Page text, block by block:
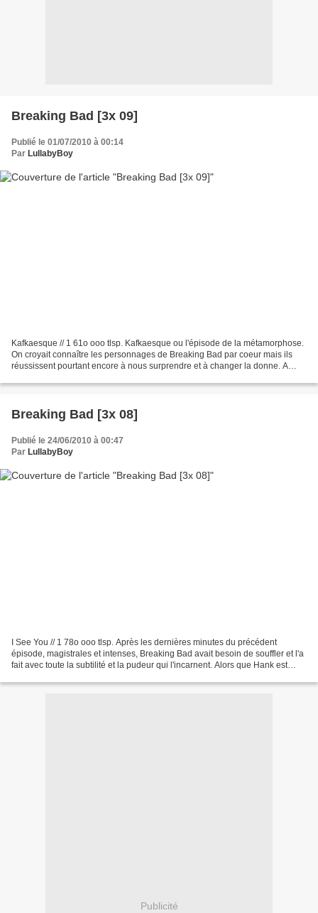
Breaking Bad [3x 09]
Publié le 01/07/2010 à 00:14
Par LullabyBoy
Kafkaesque // 1 61o ooo tlsp. Kafkaesque ou l'épisode de la métamorphose.
On croyait connaître les personnages de Breaking Bad par coeur mais ils
réussissent pourtant encore à nous surprendre et à changer la donne. A
Breaking Bad [3x 08]
Publié le 24/06/2010 à 00:47
Par LullabyBoy
I See You // 1 78o ooo tlsp. Après les dernières minutes du précédent
épisode, magistrales et intenses, Breaking Bad avait besoin de souffler et l'a
fait avec toute la subtilité et la pudeur qui l'incarnent. Alors que Hank est
Publicité